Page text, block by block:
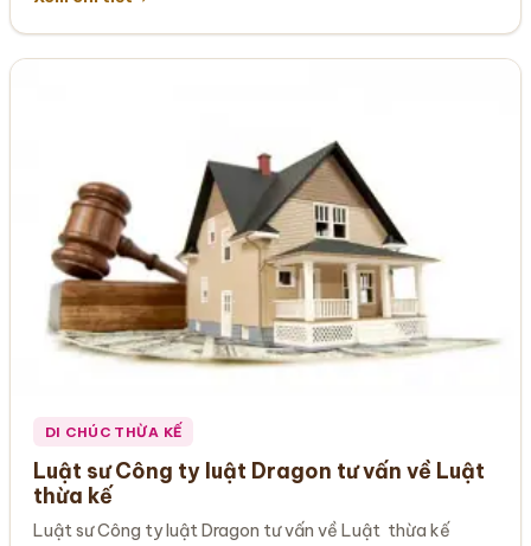
DI CHÚC THỪA KẾ
Luật sư Công ty luật Dragon tư vấn về Luật
thừa kế
Luật sư Công ty luật Dragon tư vấn về Luật thừa kế